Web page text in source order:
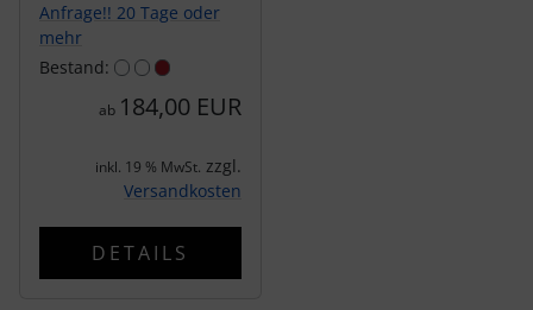
Anfrage!! 20 Tage oder
mehr
Bestand:
ab 184,00 EUR
inkl. 19 % MwSt. zzgl.
Versandkosten
DETAILS